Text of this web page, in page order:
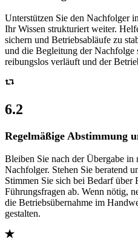
Unterstützen Sie den Nachfolger
Ihr Wissen strukturiert weiter.
sichern und Betriebsabläufe zu
und die Begleitung der Nachfolge
reibungslos verläuft und der
6.2
Regelmäßige Abstimmung
Bleiben Sie nach der Übergabe in
Nachfolger. Stehen Sie beratend
Stimmen Sie sich bei Bedarf über
Führungsfragen ab. Wenn nötig,
die Betriebsübernahme im
gestalten.